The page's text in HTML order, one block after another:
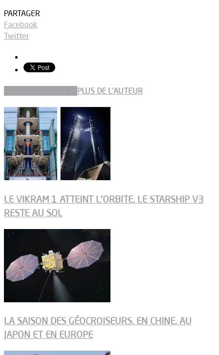
PARTAGER
Facebook
Twitter
PLUS DE L'AUTEUR
LE VIKRAM 1 ATTEINT L’ORBITE, LE STARSHIP V3
RESTE AU SOL
LA SAISON DES GÉOCROISEURS, EN CHINE, AU
JAPON ET EN EUROPE